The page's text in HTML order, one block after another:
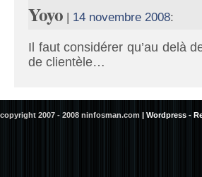
Yoyo | 14 novembre 2008:
Il faut considérer qu’au delà
de clientèle…
copyright 2007 - 2008 ninfosman.com | Wordpress -